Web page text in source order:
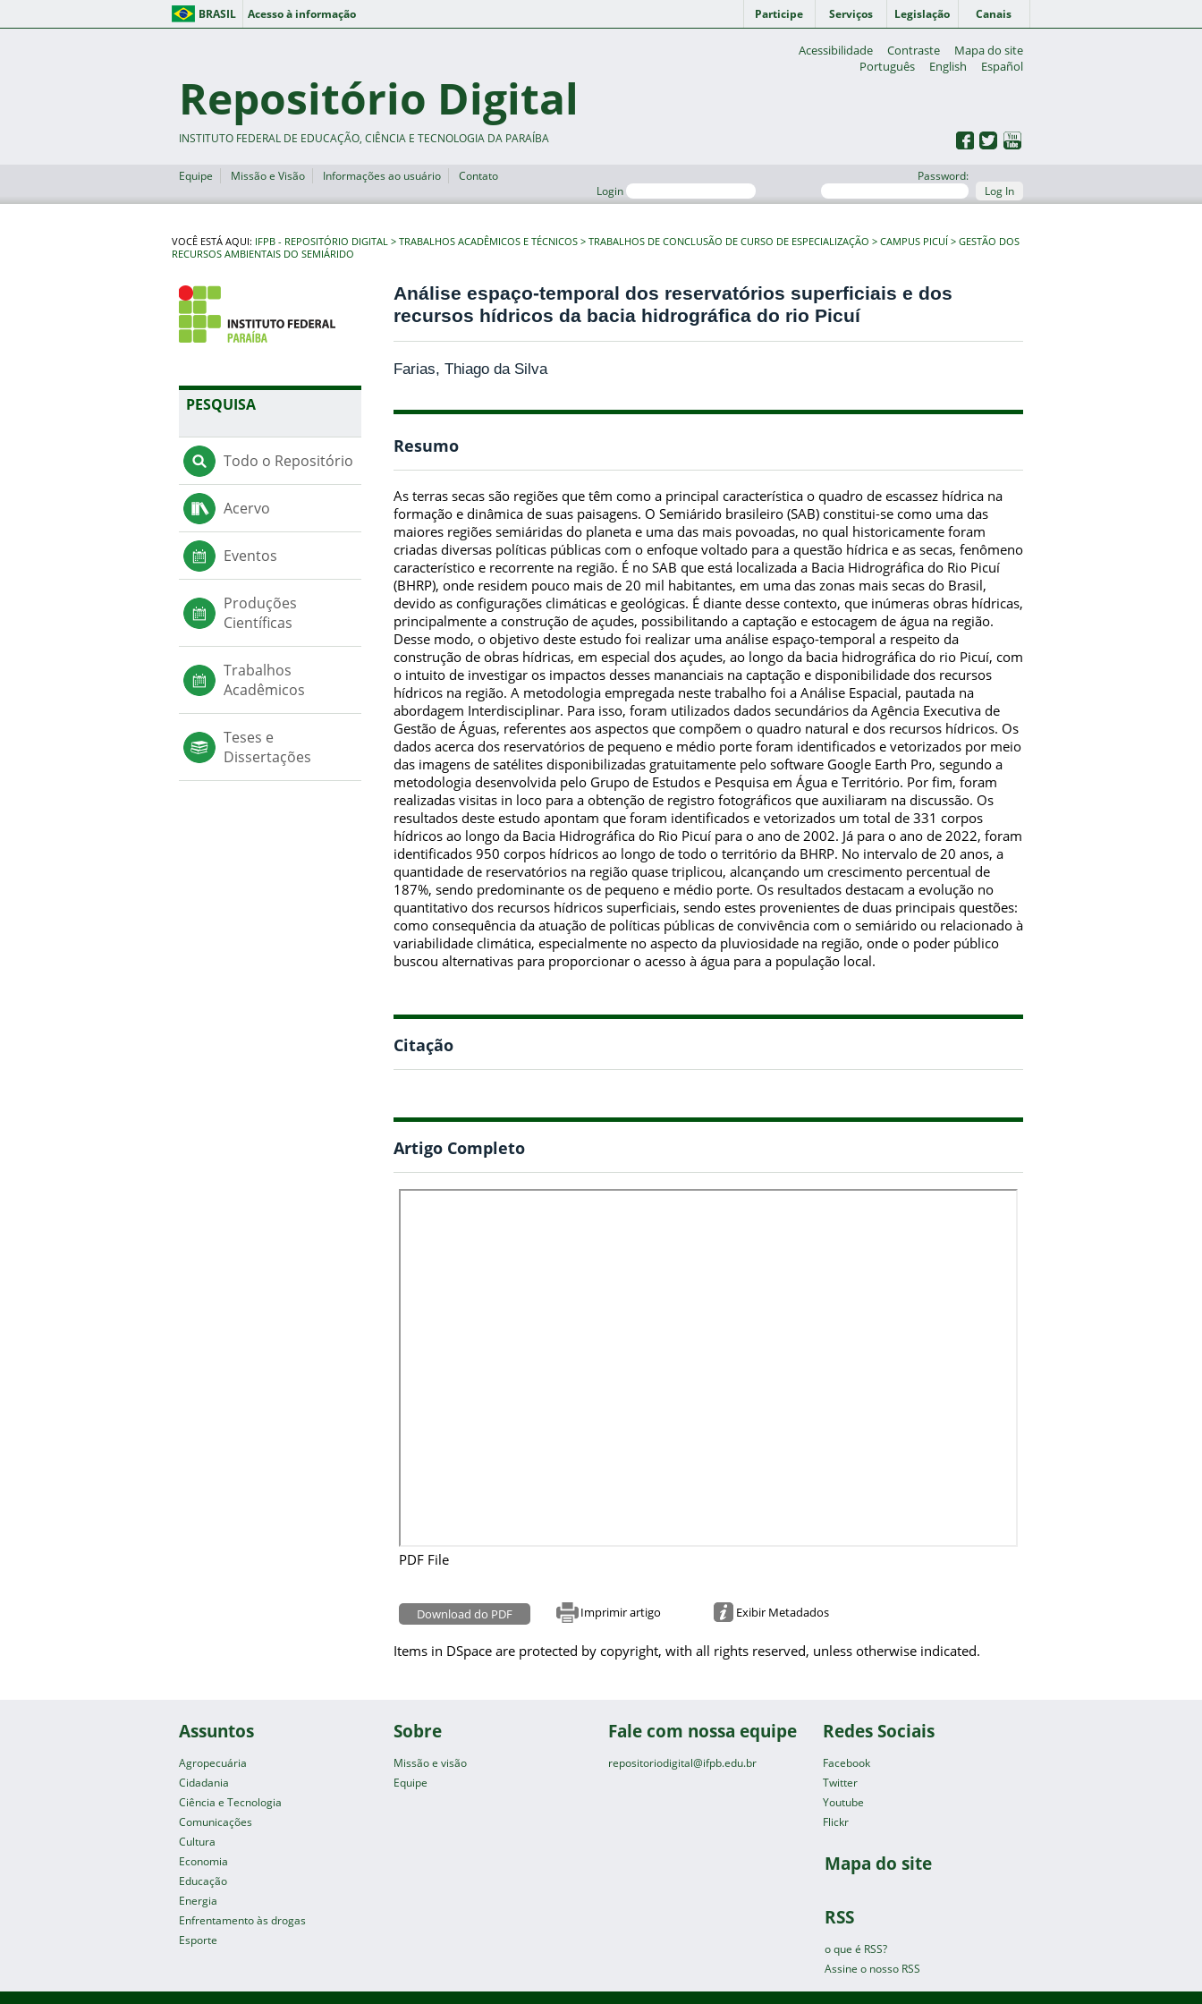
BRASIL Acesso à informação Participe Serviços Legislação Canais
Acessibilidade Contraste
Mapa do site
Português
English Español
Repositório Digital
INSTITUTO FEDERAL DE EDUCAÇÃO, CIÊNCIA E TECNOLOGIA DA PARAÍBA
Equipe Missão e Visão Informações ao usuário
Contato
Login
Password:
Log In
VOCÊ ESTÁ AQUI: IFPB - REPOSITÓRIO DIGITAL TRABALHOS ACADÊMICOS E TÉCNICOS TRABALHOS DE CONCLUSÃO DE CURSO DE ESPECIALIZAÇÃO CAMPUS PICUÍ
GESTÃO DOS
RECURSOS AMBIENTAIS DO SEMIÁRIDO
PESQUISA
Todo o Repositório
Acervo
Eventos
Produções
Científicas
Trabalhos
Acadêmicos
Teses e
Dissertações
Análise espaço-temporal dos reservatórios superficiais e dos
recursos hídricos da bacia hidrográfica do rio Picuí
Farias, Thiago da Silva
Resumo
As terras secas são regiões que têm como a principal característica o quadro de escassez hídrica na
formação e dinâmica de suas paisagens. O Semiárido brasileiro (SAB) constitui-se como uma das
maiores regiões semiáridas do planeta e uma das mais povoadas, no qual historicamente foram
criadas diversas políticas públicas com o enfoque voltado para a questão hídrica e as secas, fenômeno
característico e recorrente na região. É no SAB que está localizada a Bacia Hidrográfica do Rio Picuí
(BHRP), onde residem pouco mais de 20 mil habitantes, em uma das zonas mais secas do Brasil,
devido as configurações climáticas e geológicas. É diante desse contexto, que inúmeras obras hídricas,
principalmente a construção de açudes, possibilitando a captação e estocagem de água na região.
Desse modo, o objetivo deste estudo foi realizar uma análise espaço-temporal a respeito da
construção de obras hídricas, em especial dos açudes, ao longo da bacia hidrográfica do rio Picuí, com
o intuito de investigar os impactos desses mananciais na captação e disponibilidade dos recursos
hídricos na região. A metodologia empregada neste trabalho foi a Análise Espacial, pautada na
abordagem Interdisciplinar. Para isso, foram utilizados dados secundários da Agência Executiva de
Gestão de Águas, referentes aos aspectos que compõem o quadro natural e dos recursos hídricos. Os
dados acerca dos reservatórios de pequeno e médio porte foram identificados e vetorizados por meio
das imagens de satélites disponibilizadas gratuitamente pelo software Google Earth Pro, segundo a
metodologia desenvolvida pelo Grupo de Estudos e Pesquisa em Água e Território. Por fim, foram
realizadas visitas in loco para a obtenção de registro fotográficos que auxiliaram na discussão. Os
resultados deste estudo apontam que foram identificados e vetorizados um total de 331 corpos
hídricos ao longo da Bacia Hidrográfica do Rio Picuí para o ano de 2002. Já para o ano de 2022, foram
identificados 950 corpos hídricos ao longo de todo o território da BHRP. No intervalo de 20 anos, a
quantidade de reservatórios na região quase triplicou, alcançando um crescimento percentual de
187%, sendo predominante os de pequeno e médio porte. Os resultados destacam a evolução no
quantitativo dos recursos hídricos superficiais, sendo estes provenientes de duas principais questões:
como consequência da atuação de políticas públicas de convivência com o semiárido ou relacionado à
variabilidade climática, especialmente no aspecto da pluviosidade na região, onde o poder público
buscou alternativas para proporcionar o acesso à água para a população local.
Citação
Artigo Completo
PDF File
Download do PDF Imprimir artigo Exibir Metadados
Items in DSpace are protected by copyright, with all rights reserved, unless otherwise indicated.
Assuntos
Agropecuária
Cidadania
Ciência e Tecnologia
Comunicações
Cultura
Economia
Educação
Energia
Enfrentamento às drogas
Esporte
Sobre
Missão e visão
Equipe
Fale com nossa equipe
repositoriodigital@ifpb.edu.br
Redes Sociais
Facebook
Twitter
Youtube
Flickr
Mapa do site
RSS
o que é RSS?
Assine o nosso RSS